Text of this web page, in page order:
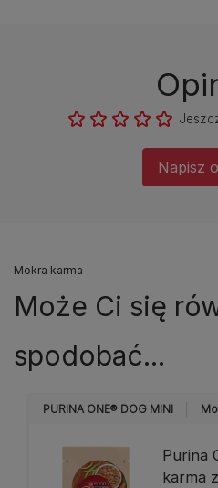
Napisz
Mokra karma
Może Ci się
spodobać...
PURINA ONE® DOG MINI
Purina
karma